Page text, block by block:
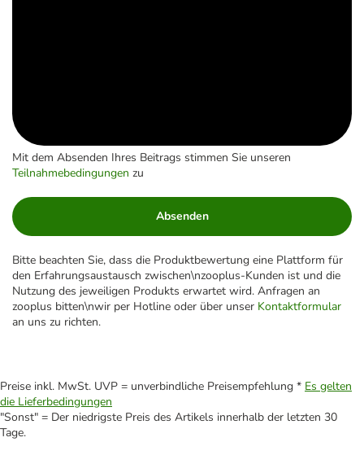
Mit dem Absenden Ihres Beitrags stimmen Sie unseren
Teilnahmebedingungen zu
Absenden
Bitte beachten Sie, dass die Produktbewertung eine Plattform für
den Erfahrungsaustausch zwischen\nzooplus-Kunden ist und die
Nutzung des jeweiligen Produkts erwartet wird. Anfragen an
zooplus bitten\nwir per Hotline oder über unser Kontaktformular
an uns zu richten.
Preise inkl. MwSt. UVP = unverbindliche Preisempfehlung * Es gelten
die Lieferbedingungen
"Sonst" = Der niedrigste Preis des Artikels innerhalb der letzten 30
Tage.